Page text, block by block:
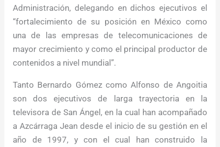
Administración, delegando en dichos ejecutivos el
“fortalecimiento de su posición en México como
una de las empresas de telecomunicaciones de
mayor crecimiento y como el principal productor de
contenidos a nivel mundial”.
Tanto Bernardo Gómez como Alfonso de Angoitia
son dos ejecutivos de larga trayectoria en la
televisora de San Ángel, en la cual han acompañado
a Azcárraga Jean desde el inicio de su gestión en el
año de 1997, y con el cual han construido la